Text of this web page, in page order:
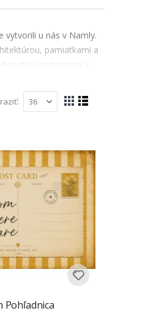
vytvorili u nás v Namly.
pamiatkami a
motívy cestovania a
Perfektné pre
sú navrhnuté tak, aby
Zobraziť
Mriežka
Zoznam
Pohľadnica